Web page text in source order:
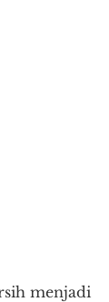
menjadi